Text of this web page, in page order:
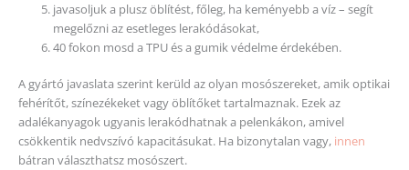
javasoljuk a plusz öblítést, főleg, ha keményebb a víz – segít
megelőzni az esetleges lerakódásokat,
40 fokon mosd a TPU és a gumik védelme érdekében.
A gyártó javaslata szerint kerüld az olyan mosószereket, amik optikai
fehérítőt, színezékeket vagy öblítőket tartalmaznak. Ezek az
adalékanyagok ugyanis lerakódhatnak a pelenkákon, amivel
csökkentik nedvszívó kapacitásukat. Ha bizonytalan vagy, innen
bátran választhatsz mosószert.